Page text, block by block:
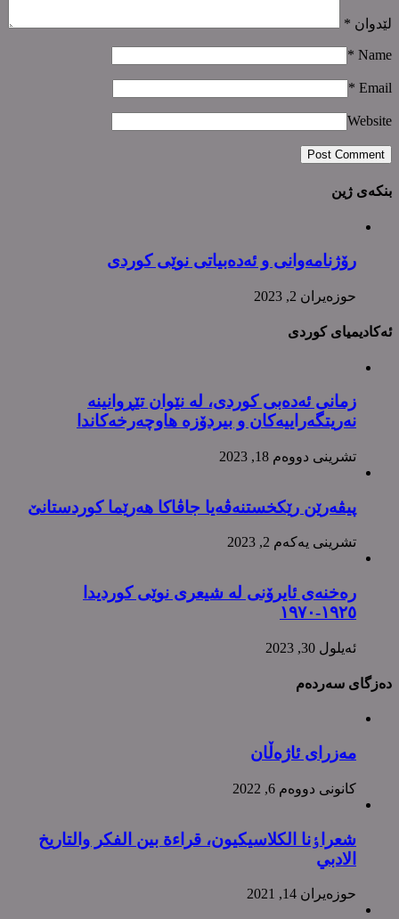
لێدوان *
Name
*
Email
*
Website
بنکەی ژین
رۆژنامەوانی و ئەدەبیاتی نوێی کوردی
حوزه‌یران 2, 2023
ئەکادیمیای کوردی
زمانی ئەدەبی کوردی، لە نێوان تێڕوانینە
نەریتگەراییەکان و بیردۆزە هاوچەرخەکاندا
تشرینی دووه‌م 18, 2023
پیڤەرێن رێکخستنەڤەیا جاڤاکا هەرێما کوردستانێ
تشرینی یه‌كه‌م 2, 2023
رەخنەی ئایرۆنی لە شیعری نوێی کوردیدا
١٩٢٥-١٩٧٠
ئه‌یلول 30, 2023
دەزگای سەردەم
مەزرای ئاژەڵان
كانونی دووه‌م 6, 2022
شعراٶنا الکلاسیکیون، قراءة بین الفکر والتاریخ
الادبي
حوزه‌یران 14, 2021